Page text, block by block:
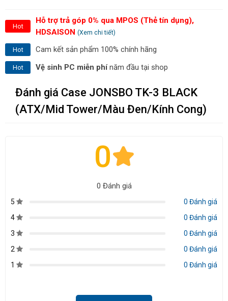
Hot
Hỗ trợ trả góp 0% qua MPOS (Thẻ tín dụng),
HDSAISON (Xem chi tiết)
Hot Cam kết sản phẩm 100% chính hãng
Hot Vệ sinh PC miễn phínăm đầu tại shop
Đánh giá Case JONSBO TK-3 BLACK
(ATX/Mid Tower/Màu Đen/Kính Cong)
0
0 Đánh giá
5
0 Đánh giá
4
0 Đánh giá
3
0 Đánh giá
2
0 Đánh giá
1
0 Đánh giá